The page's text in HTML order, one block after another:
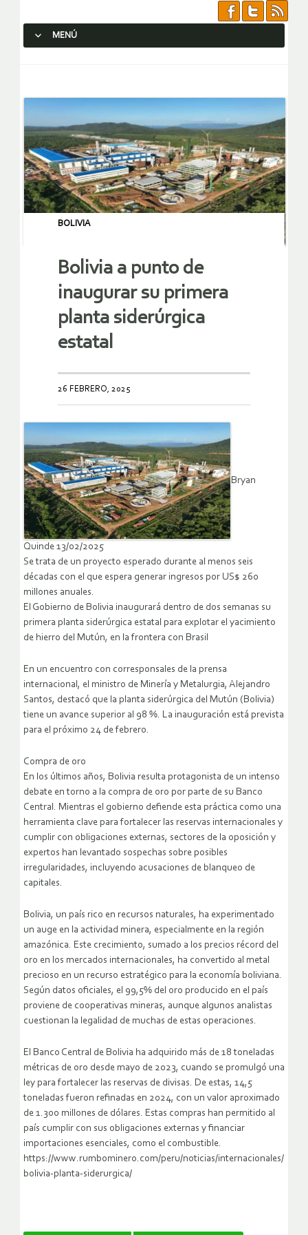
MENÚ
BOLIVIA
Bolivia a punto de
inaugurar su primera
planta siderúrgica
estatal
26 FEBRERO, 2025
Bryan
Quinde 13/02/2025
Se trata de un proyecto esperado durante al menos seis
décadas con el que espera generar ingresos por US$ 260
millones anuales.
El Gobierno de Bolivia inaugurará dentro de dos semanas su
primera planta siderúrgica estatal para explotar el yacimiento
de hierro del Mutún, en la frontera con Brasil
En un encuentro con corresponsales de la prensa
internacional, el ministro de Minería y Metalurgia, Alejandro
Santos, destacó que la planta siderúrgica del Mutún (Bolivia)
tiene un avance superior al 98 %. La inauguración está prevista
para el próximo 24 de febrero.
Compra de oro
En los últimos años, Bolivia resulta protagonista de un intenso
debate en torno a la compra de oro por parte de su Banco
Central. Mientras el gobierno defiende esta práctica como una
herramienta clave para fortalecer las reservas internacionales y
cumplir con obligaciones externas, sectores de la oposición y
expertos han levantado sospechas sobre posibles
irregularidades, incluyendo acusaciones de blanqueo de
capitales.
Bolivia, un país rico en recursos naturales, ha experimentado
un auge en la actividad minera, especialmente en la región
amazónica. Este crecimiento, sumado a los precios récord del
oro en los mercados internacionales, ha convertido al metal
precioso en un recurso estratégico para la economía boliviana.
Según datos oficiales, el 99,5% del oro producido en el país
proviene de cooperativas mineras, aunque algunos analistas
cuestionan la legalidad de muchas de estas operaciones.
El Banco Central de Bolivia ha adquirido más de 18 toneladas
métricas de oro desde mayo de 2023, cuando se promulgó una
ley para fortalecer las reservas de divisas. De estas, 14,5
toneladas fueron refinadas en 2024, con un valor aproximado
de 1.300 millones de dólares. Estas compras han permitido al
país cumplir con sus obligaciones externas y financiar
importaciones esenciales, como el combustible.
https://www.rumbominero.com/peru/noticias/internacionales/
bolivia-planta-siderurgica/